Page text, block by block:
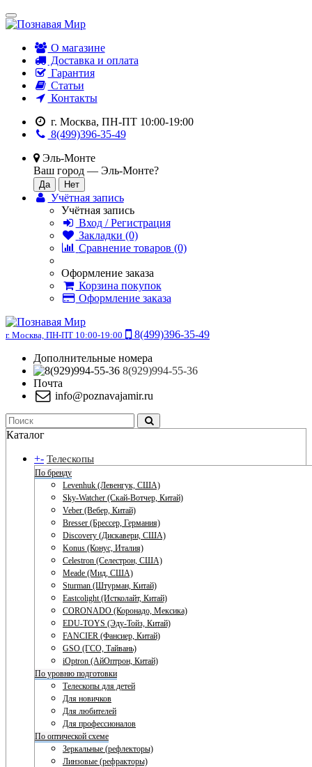
О магазине
Доставка и оплата
Гарантия
Статьи
Контакты
г. Москва, ПН-ПТ 10:00-19:00
8(499)396-35-49
Эль-Монте
Ваш город — Эль-Монте?
Учётная запись
Учётная запись
Вход / Регистрация
Закладки (0)
Сравнение товаров (0)
Оформление заказа
Корзина покупок
Оформление заказа
г. Москва, ПН-ПТ 10:00-19:00
8(499)396-35-49
Дополнительные номера
8(929)994-55-36
Почта
info@poznavajamir.ru
Каталог
+- Телескопы
По бренду
Levenhuk (Левенгук, США)
Sky-Watcher (Скай-Вотчер, Китай)
Veber (Вебер, Китай)
Bresser (Брессер, Германия)
Discovery (Дискавери, США)
Konus (Конус, Италия)
Celestron (Селестрон, США)
Meade (Мид, США)
Sturman (Штурман, Китай)
Eastcolight (Истколайт, Китай)
CORONADO (Коронадо, Мексика)
EDU-TOYS (Эду-Тойз, Китай)
FANCIER (Фансиер, Китай)
GSO (ГСО, Тайвань)
iOptron (АйОптрон, Китай)
По уровню подготовки
Телескопы для детей
Для новичков
Для любителей
Для профессионалов
По оптической схеме
Зеркальные (рефлекторы)
Линзовые (рефракторы)